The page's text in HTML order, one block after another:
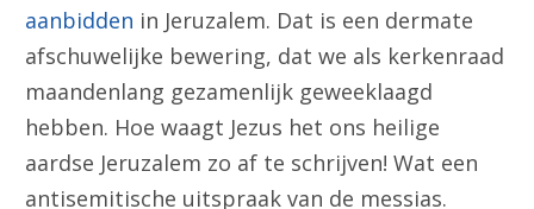
aanbidden in Jeruzalem. Dat is een dermate
afschuwelijke bewering, dat we als kerkenraad
maandenlang gezamenlijk geweeklaagd
hebben. Hoe waagt Jezus het ons heilige
aardse Jeruzalem zo af te schrijven! Wat een
antisemitische uitspraak van de messias.